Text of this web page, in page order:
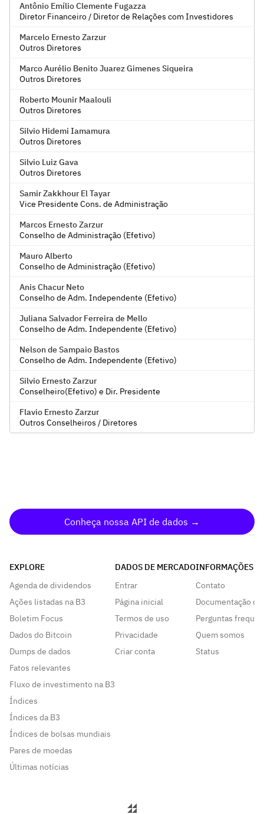
Antônio Emílio Clemente Fugazza
Diretor Financeiro / Diretor de Relações com Investidores
Marcelo Ernesto Zarzur
Outros Diretores
Marco Aurélio Benito Juarez Gimenes Siqueira
Outros Diretores
Roberto Mounir Maalouli
Outros Diretores
Silvio Hidemi Iamamura
Outros Diretores
Silvio Luiz Gava
Outros Diretores
Samir Zakkhour El Tayar
Vice Presidente Cons. de Administração
Marcos Ernesto Zarzur
Conselho de Administração (Efetivo)
Mauro Alberto
Conselho de Administração (Efetivo)
Anis Chacur Neto
Conselho de Adm. Independente (Efetivo)
Juliana Salvador Ferreira de Mello
Conselho de Adm. Independente (Efetivo)
Nelson de Sampaio Bastos
Conselho de Adm. Independente (Efetivo)
Silvio Ernesto Zarzur
Conselheiro(Efetivo) e Dir. Presidente
Flavio Ernesto Zarzur
Outros Conselheiros / Diretores
Conheça nossa API de dados →
EXPLORE
Agenda de dividendos
Ações listadas na B3
Boletim Focus
Dados do Bitcoin
Dumps de dados
Fatos relevantes
Fluxo de investimento na B3
Índices
Índices da B3
Índices de bolsas mundiais
Pares de moedas
Últimas notícias
DADOS DE MERCADO
Entrar
Página inicial
Termos de uso
Privacidade
Criar conta
INFORMAÇÕES
Contato
Documentação da
Perguntas
Quem somos
Status